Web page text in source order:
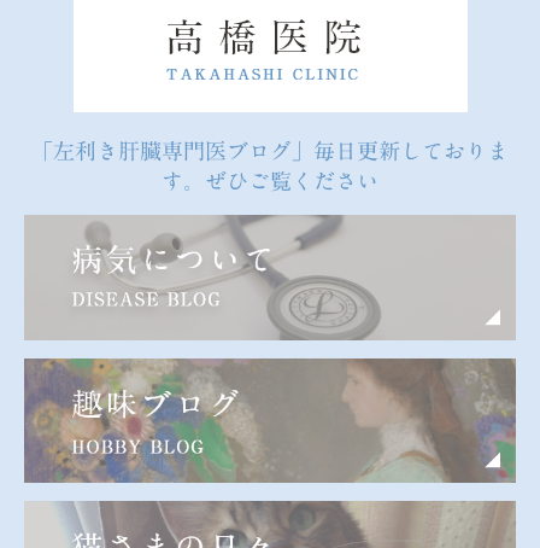
「左利き肝臓専門医ブログ」毎日更新しておりま
す。ぜひご覧ください